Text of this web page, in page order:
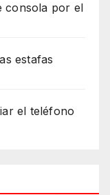
consola por el
estafas
el teléfono